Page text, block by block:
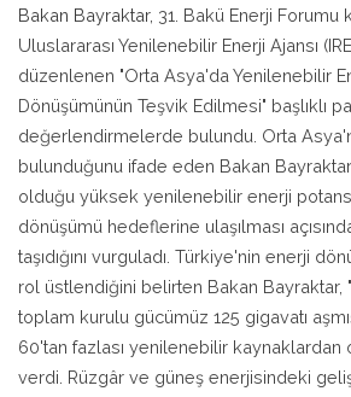
Bakan Bayraktar, 31. Bakü Enerji Forumu
Uluslararası Yenilenebilir Enerji Ajansı
düzenlenen "Orta Asya'da Yenilenebilir
Dönüşümünün Teşvik Edilmesi" başlıklı
değerlendirmelerde bulundu. Orta
bulunduğunu ifade eden Bakan
olduğu yüksek yenilenebilir enerji
dönüşümü hedeflerine ulaşılması
taşıdığını vurguladı. Türkiye'nin enerji
rol üstlendiğini belirten Bakan Bayraktar,
toplam kurulu gücümüz 125 gigavatı
60'tan fazlası yenilenebilir kaynaklardan
verdi. Rüzgâr ve güneş enerjisindeki